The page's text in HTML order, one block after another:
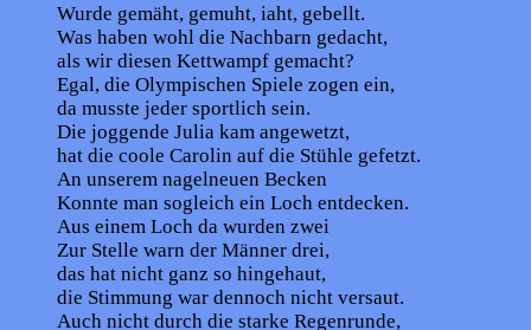
Wurde gemäht, gemuht, iaht, gebellt.
Was haben wohl die Nachbarn gedacht,
als wir diesen Kettwampf gemacht?
Egal, die Olympischen Spiele zogen ein,
da musste jeder sportlich sein.
Die joggende Julia kam angewetzt,
hat die coole Carolin auf die Stühle gefetzt.
An unserem nagelneuen Becken
Konnte man sogleich ein Loch entdecken.
Aus einem Loch da wurden zwei
Zur Stelle warn der Männer drei,
das hat nicht ganz so hingehaut,
die Stimmung war dennoch nicht versaut.
Auch nicht durch die starke Regenrunde,